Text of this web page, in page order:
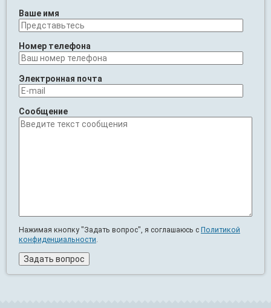
Ваше имя
Номер телефона
Электронная почта
Сообщение
Нажимая кнопку "Задать вопрос", я соглашаюсь с Политикой
конфиденциальности.